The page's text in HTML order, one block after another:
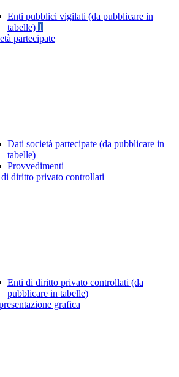
Enti pubblici vigilati (da pubblicare in
tabelle) 1
partecipate
Dati società partecipate (da pubblicare in
tabelle)
Provvedimenti
diritto privato controllati
Enti di diritto privato controllati (da
pubblicare in tabelle)
grafica